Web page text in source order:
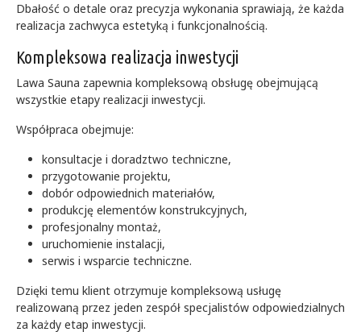
Dbałość o detale oraz precyzja wykonania sprawiają, że każda
realizacja zachwyca estetyką i funkcjonalnością.
Kompleksowa realizacja inwestycji
Lawa Sauna zapewnia kompleksową obsługę obejmującą
wszystkie etapy realizacji inwestycji.
Współpraca obejmuje:
konsultacje i doradztwo techniczne,
przygotowanie projektu,
dobór odpowiednich materiałów,
produkcję elementów konstrukcyjnych,
profesjonalny montaż,
uruchomienie instalacji,
serwis i wsparcie techniczne.
Dzięki temu klient otrzymuje kompleksową usługę
realizowaną przez jeden zespół specjalistów odpowiedzialnych
za każdy etap inwestycji.